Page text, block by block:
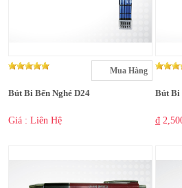
Mua Hàng
Bút Bi Bến Nghé D24
Giá : Liên Hệ
Bút Bi
₫